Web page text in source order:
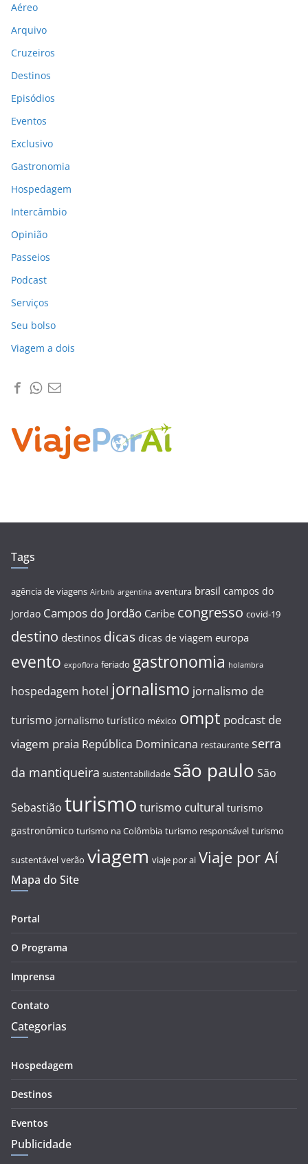
Aéreo
Arquivo
Cruzeiros
Destinos
Episódios
Eventos
Exclusivo
Gastronomia
Hospedagem
Intercâmbio
Opinião
Passeios
Podcast
Serviços
Seu bolso
Viagem a dois
Tags
agência de viagens Airbnb argentina aventura brasil campos do
Jordao Campos do Jordão Caribe congresso covid-19
destino destinos dicas dicas de viagem europa
evento expoflora feriado gastronomia holambra
hospedagem hotel jornalismo jornalismo de
turismo jornalismo turístico méxico ompt podcast de
viagem praia República Dominicana restaurante serra
da mantiqueira sustentabilidade são paulo São
Sebastião turismo turismo cultural turismo
gastronômico turismo na Colômbia turismo responsável turismo
sustentável verão viagem viaje por ai Viaje por Aí
Mapa do Site
Portal
O Programa
Imprensa
Contato
Categorias
Hospedagem
Destinos
Eventos
Publicidade